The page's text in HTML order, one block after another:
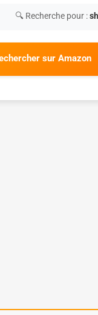
🔍 Recherche pour :
sur Amazon